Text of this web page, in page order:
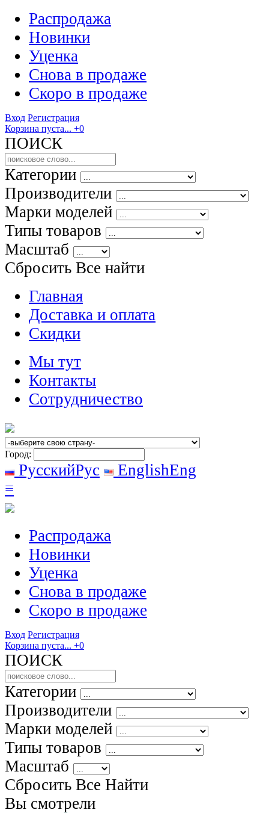
Распродажа
Новинки
Уценка
Снова в продаже
Скоро в продаже
Вход Регистрация
Корзина пуста... +0
ПОИСК
Категории
Производители
Марки моделей
Типы товаров
Масштаб
Сбросить Все найти
Главная
Доставка и оплата
Скидки
Мы тут
Контакты
Сотрудничество
Город:
РусскийРус EnglishEng
≡
Распродажа
Новинки
Уценка
Снова в продаже
Скоро в продаже
Вход Регистрация
Корзина пуста... +0
ПОИСК
Категории
Производители
Марки моделей
Типы товаров
Масштаб
Сбросить Все Найти
Вы смотрели